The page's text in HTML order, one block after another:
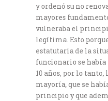
y ordenó su no
mayores
vulneraba el
legítima. Esto
estatutaria de la
funcionario se había
10 años, por lo
mayoría, que se
principio y que